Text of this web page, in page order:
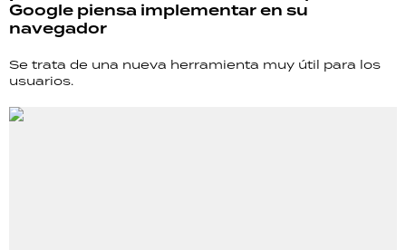
Google piensa implementar en su
navegador
Se trata de una nueva herramienta muy útil para los
usuarios.